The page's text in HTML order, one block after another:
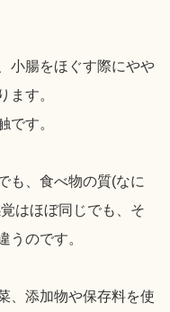
小腸をほぐす際にやや
ます。
です。
も、食べ物の質(なに
はほぼ同じでも、そ
うのです。
、添加物や保存料を使